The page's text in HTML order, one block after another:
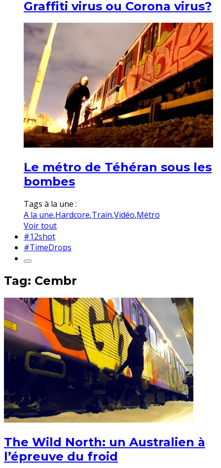
Graffiti virus ou Corona virus?
Le métro de Téhéran sous les
bombes
Tags à la une :
A la une,Hardcore,Train,Vidéo,Métro
Voir tout
#12shot
#TimeDrops
Tag: Cembr
The Wild North: un Australien à
l’épreuve du froid